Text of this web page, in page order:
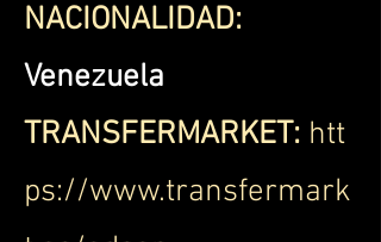
NACIONALIDAD:
Venezuela
TRANSFERMARKET: htt
ps://www.transfermark